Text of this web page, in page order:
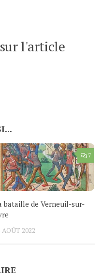
l'article
7
bataille de Verneuil-sur-
AOÛT 2022